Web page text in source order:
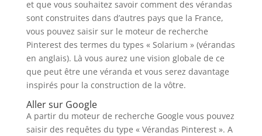
et que vous souhaitez savoir comment des vérandas
sont construites dans d’autres pays que la France,
vous pouvez saisir sur le moteur de recherche
Pinterest des termes du types « Solarium » (vérandas
en anglais). Là vous aurez une vision globale de ce
que peut être une véranda et vous serez davantage
inspirés pour la construction de la vôtre.
Aller sur Google
A partir du moteur de recherche Google vous pouvez
saisir des requêtes du type « Vérandas Pinterest ». A